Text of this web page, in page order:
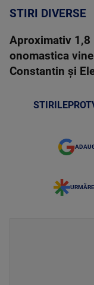
STIRI DIVERSE
Aproximativ 1,8
onomastica
Constantin şi